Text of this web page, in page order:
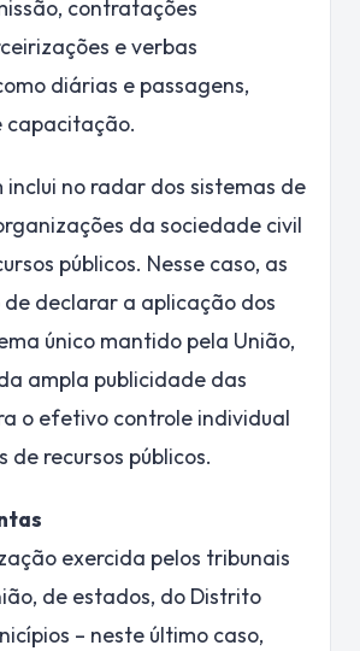
contratações
e verbas
diárias e passagens,
capacitação.
no radar dos sistemas de
da sociedade civil
públicos. Nesse caso, as
declarar a aplicação dos
único mantido pela União,
ampla publicidade das
o efetivo controle individual
de recursos públicos.
exercida pelos tribunais
de estados, do Distrito
– neste último caso,